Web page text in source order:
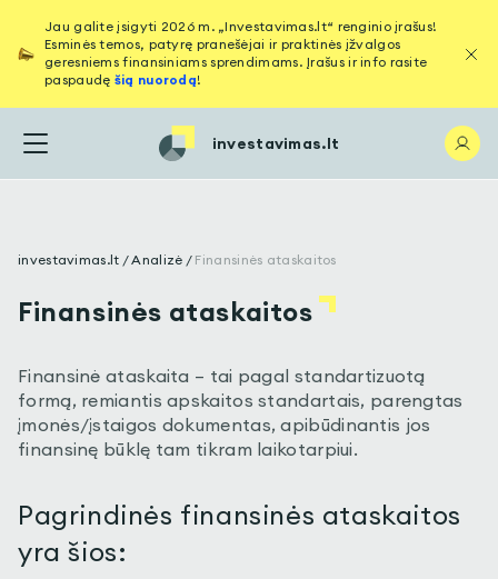
Jau galite įsigyti 2026 m. „Investavimas.lt“ renginio įrašus!
Esminės temos, patyrę pranešėjai ir praktinės įžvalgos
geresniems finansiniams sprendimams. Įrašus ir info rasite
paspaudę šią nuorodą!
investavimas.lt
investavimas.lt /Analizė / Finansinės ataskaitos
Finansinės ataskaitos
Finansinė ataskaita – tai pagal standartizuotą
formą, remiantis apskaitos standartais, parengtas
įmonės/įstaigos dokumentas, apibūdinantis jos
finansinę būklę tam tikram laikotarpiui.
Pagrindinės finansinės ataskaitos
yra šios: